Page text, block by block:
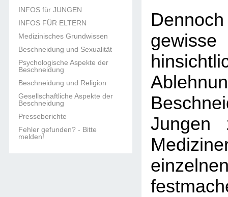
INFOS für JUNGEN
INFOS FÜR ELTERN
Medizinisches Grundwissen
Beschneidung und Sexualität
Psychologische Aspekte der
Beschneidung
Beschneidung und Religion
Gesellschaftliche Aspekte der
Beschneidung
Presseberichte
Fehler gefunden? - Bitte
melden!
Jungen